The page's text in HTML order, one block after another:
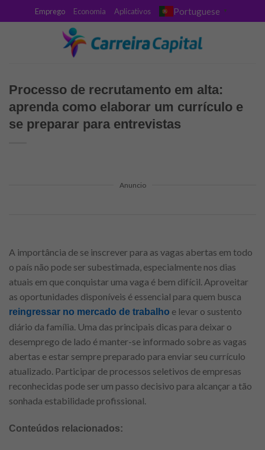
to
Emprego Economia Aplicativos Portuguese ▼
Processo de recrutamento em alta:
aprenda como elaborar um currículo e
se preparar para entrevistas
Anuncio
A importância de se inscrever para as vagas abertas em todo
o país não pode ser subestimada, especialmente nos dias
atuais em que conquistar uma vaga é bem difícil. Aproveitar
as oportunidades disponíveis é essencial para quem busca
reingressar no mercado de trabalho e levar o sustento
diário da família. Uma das principais dicas para deixar o
desemprego de lado é manter-se informado sobre as vagas
abertas e estar sempre preparado para enviar seu currículo
atualizado. Participar de processos seletivos de empresas
reconhecidas pode ser um passo decisivo para alcançar a tão
sonhada estabilidade profissional.
Conteúdos relacionados: